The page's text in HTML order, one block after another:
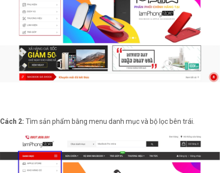
Cách 2: Tìm sản phẩm bằng menu danh mục và bộ lọc bên trái.